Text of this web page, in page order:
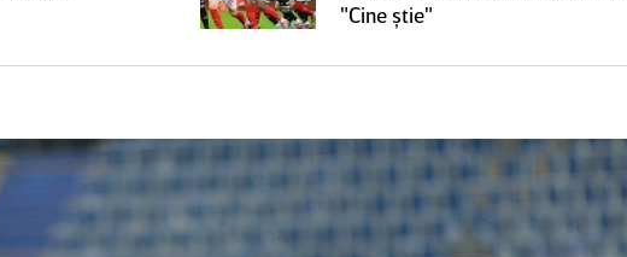
"Cine ştie"